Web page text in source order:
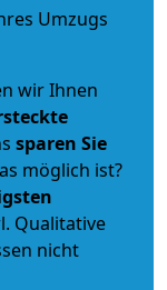
Umzugs
wir Ihnen
sparen Sie
möglich ist?
Qualitative
nicht